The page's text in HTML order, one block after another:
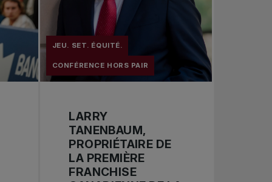
JEU. SET. ÉQUITÉ.
CONFÉRENCE HORS PAIR
LARRY
TANENBAUM,
PROPRIÉTAIRE DE
LA PREMIÈRE
FRANCHISE